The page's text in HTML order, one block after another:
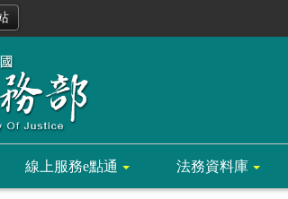
線上服務e點通 法務資料庫